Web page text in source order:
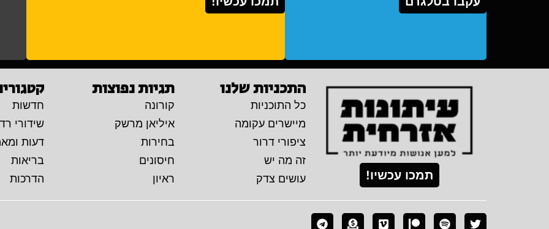
תמכו עכשיו!
התכניות שלנו
כל התוכניות
מיישרים עקומה
ציפורי דרור
זה מה יש
עושים צדק
תגיות נפוצות
קורונה
איליאן מרשק
בחירות
חיסונים
ראיון
חדשות
שידורי
דעות
בריאות
הדרכות